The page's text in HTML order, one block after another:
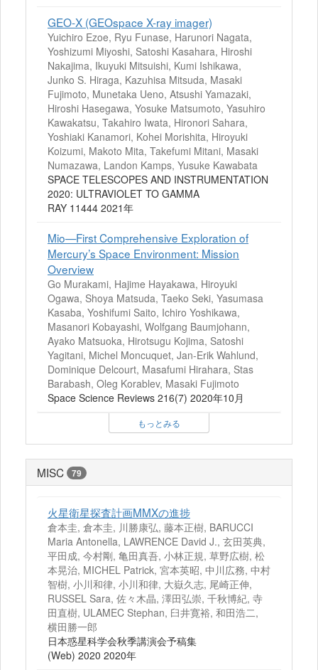
GEO-X (GEOspace X-ray imager)
Yuichiro Ezoe, Ryu Funase, Harunori Nagata,
Yoshizumi Miyoshi, Satoshi Kasahara, Hiroshi
Nakajima, Ikuyuki Mitsuishi, Kumi Ishikawa,
Junko S. Hiraga, Kazuhisa Mitsuda, Masaki
Fujimoto, Munetaka Ueno, Atsushi Yamazaki,
Hiroshi Hasegawa, Yosuke Matsumoto, Yasuhiro
Kawakatsu, Takahiro Iwata, Hironori Sahara,
Yoshiaki Kanamori, Kohei Morishita, Hiroyuki
Koizumi, Makoto Mita, Takefumi Mitani, Masaki
Numazawa, Landon Kamps, Yusuke Kawabata
SPACE TELESCOPES AND INSTRUMENTATION
2020: ULTRAVIOLET TO GAMMA
RAY 11444 2021年
Mio—First Comprehensive Exploration of
Mercury’s Space Environment: Mission
Overview
Go Murakami, Hajime Hayakawa, Hiroyuki
Ogawa, Shoya Matsuda, Taeko Seki, Yasumasa
Kasaba, Yoshifumi Saito, Ichiro Yoshikawa,
Masanori Kobayashi, Wolfgang Baumjohann,
Ayako Matsuoka, Hirotsugu Kojima, Satoshi
Yagitani, Michel Moncuquet, Jan-Erik Wahlund,
Dominique Delcourt, Masafumi Hirahara, Stas
Barabash, Oleg Korablev, Masaki Fujimoto
Space Science Reviews 216(7) 2020年10月
もっとみる
MISC 79
火星衛星探査計画MMXの進捗
倉本圭, 倉本圭, 川勝康弘, 藤本正樹, BARUCCI
Maria Antonella, LAWRENCE David J., 玄田英典,
平田成, 今村剛, 亀田真吾, 小林正規, 草野広樹, 松
本晃治, MICHEL Patrick, 宮本英昭, 中川広務, 中村
智樹, 小川和律, 小川和律, 大嶽久志, 尾崎正伸,
RUSSEL Sara, 佐々木晶, 澤田弘崇, 千秋博紀, 寺
田直樹, ULAMEC Stephan, 臼井寛裕, 和田浩二,
横田勝一郎
日本惑星科学会秋季講演会予稿集
(Web) 2020 2020年